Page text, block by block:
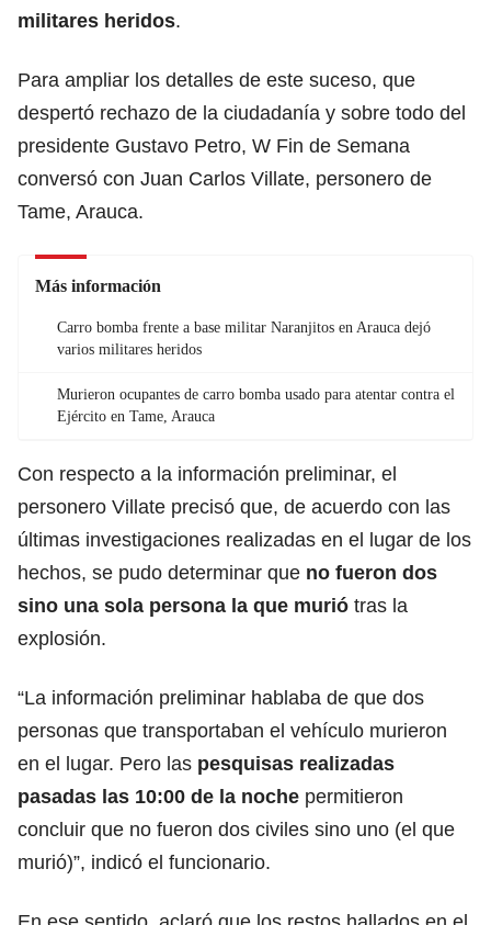
militares heridos.
Para ampliar los detalles de este suceso, que
despertó rechazo de la ciudadanía y sobre todo del
presidente Gustavo Petro, W Fin de Semana
conversó con Juan Carlos Villate, personero de
Tame, Arauca.
Más información
Carro bomba frente a base militar Naranjitos en Arauca dejó
varios militares heridos
Murieron ocupantes de carro bomba usado para atentar contra el
Ejército en Tame, Arauca
Con respecto a la información preliminar, el
personero Villate precisó que, de acuerdo con las
últimas investigaciones realizadas en el lugar de los
hechos, se pudo determinar que no fueron dos
sino una sola persona la que murió tras la
explosión.
“La información preliminar hablaba de que dos
personas que transportaban el vehículo murieron
en el lugar. Pero las pesquisas realizadas
pasadas las 10:00 de la noche permitieron
concluir que no fueron dos civiles sino uno (el que
murió)”, indicó el funcionario.